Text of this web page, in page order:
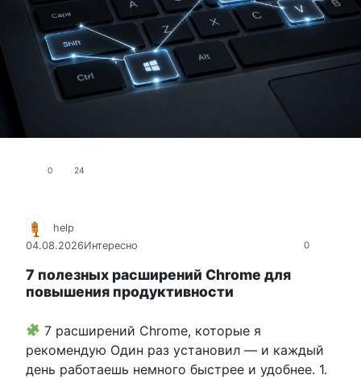
0 24
0
help
04.08.2026Интересно
7 полезных расширений Chrome для
повышения продуктивности
7 расширений Chrome, которые я
рекомендую Один раз установил — и каждый
день работаешь немного быстрее и удобнее. 1.